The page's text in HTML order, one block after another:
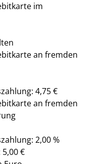
im
an fremden
4,75 €
an fremden
2,00 %
€